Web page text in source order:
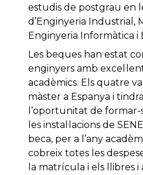
estudis de postgrau en
d’Enginyeria Industrial,
Enginyeria Informàtica i
Les beques han estat
enginyers amb
acadèmics. Els quatre
màster a Espanya i
l’oportunitat de formar-
les instal·lacions de
beca, per a l’any
cobreix totes les
la matrícula i els llibres